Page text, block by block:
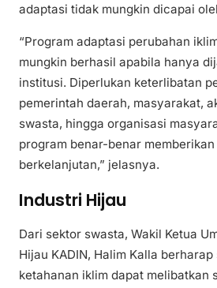
adaptasi tidak mungkin dicapai
“Program adaptasi perubahan
mungkin berhasil apabila hanya
institusi. Diperlukan keterlibatan
pemerintah daerah, masyarakat,
swasta, hingga organisasi
program benar-benar
berkelanjutan,” jelasnya.
Industri Hijau
Dari sektor swasta, Wakil Ketua
Hijau KADIN, Halim Kalla
ketahanan iklim dapat melibatkan